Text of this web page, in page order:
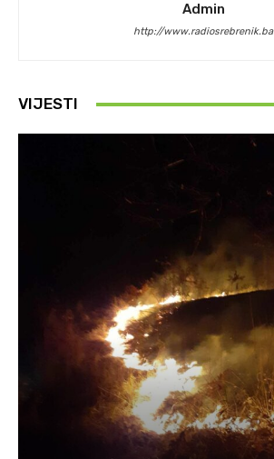
Admin
http://www.radiosrebrenik.ba
VIJESTI